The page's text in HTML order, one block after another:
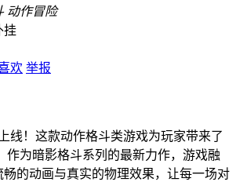
动作冒险
挂
欢 举报
线！这款动作格斗类游戏为玩家带来了
作为暗影格斗系列的最新力作，游戏融
畅的动画与真实的物理效果，让每一场对